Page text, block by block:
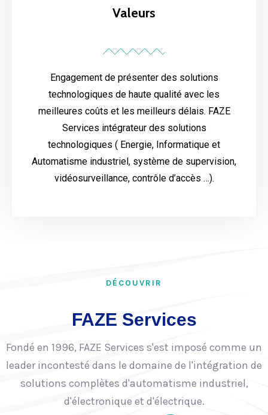
Valeurs
Engagement de présenter des solutions
technologiques de haute qualité avec les
meilleures coûts et les meilleurs délais. FAZE
Services intégrateur des solutions
technologiques ( Energie, Informatique et
Automatisme industriel, système de supervision,
vidéosurveillance, contrôle d’accès …).
DÉCOUVRIR
FAZE Services
Fondé en 1996, FAZE Services s'est imposé comme un
leader incontesté dans le domaine de l'intégration de
solutions complètes d'automatisme industriel,
d'électronique et d'électrique.